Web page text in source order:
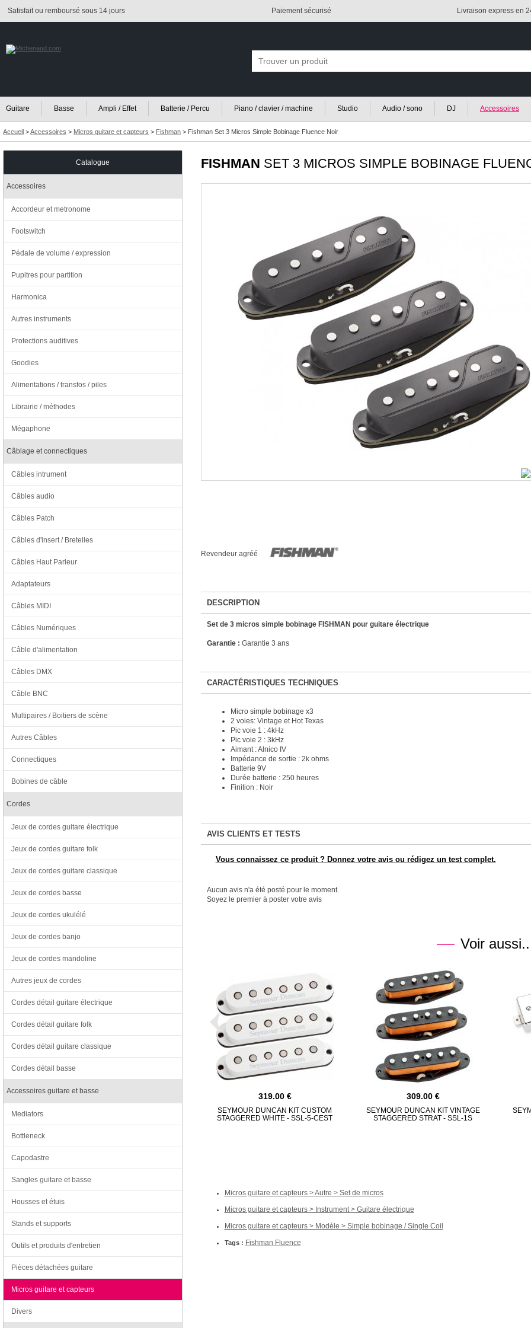
Satisfait ou remboursé sous 14 jours Paiement sécurisé Livraison express en
Guitare Basse Ampli / Effet Batterie / Percu Piano / clavier / machine Studio Audio / sono DJ Accessoires
Accueil >Accessoires > Micros guitare et capteurs > Fishman > Fishman Set 3 Micros Simple Bobinage Fluence Noir
FISHMAN SET 3 MICROS SIMPLE BOBINAGE
Revendeur agréé
DESCRIPTION
Set de 3 micros simple bobinage FISHMAN pour guitare électrique
Garantie : Garantie 3 ans
CARACTÉRISTIQUES TECHNIQUES
Micro simple bobinage x3
2 voies: Vintage et Hot Texas
Pic voie 1 : 4kHz
Pic voie 2 : 3kHz
Aimant : Alnico IV
Impédance de sortie : 2k ohms
Batterie 9V
Durée batterie : 250 heures
Finition : Noir
AVIS CLIENTS ET TESTS
Vous connaissez ce produit ? Donnez votre avis ou rédigez un test complet.
Aucun avis n'a été posté pour le moment.
Soyez le premier à poster votre avis
Voir
319.00
SEYMOUR DUNCAN KIT CUSTOM
STAGGERED WHITE - SSL-5-CEST
309.00
SEYMOUR DUNCAN KIT VINTAGE
STAGGERED STRAT - SSL-1S
Micros guitare et capteurs > Autre > Set de micros
Micros guitare et capteurs > Instrument > Guitare électrique
Micros guitare et capteurs > Modèle > Simple bobinage / Single Coil
Tags : Fishman Fluence
Catalogue
Accessoires
Accordeur et metronome
Footswitch
Pédale de volume / expression
Pupitres pour partition
Harmonica
Autres instruments
Protections auditives
Goodies
Alimentations / transfos / piles
Librairie / méthodes
Mégaphone
Câblage et connectiques
Câbles intrument
Câbles audio
Câbles Patch
Câbles d'insert / Bretelles
Câbles Haut Parleur
Adaptateurs
Câbles MIDI
Câbles Numériques
Câble d'alimentation
Câbles DMX
Câble BNC
Multipaires / Boitiers de scène
Autres Câbles
Connectiques
Bobines de câble
Cordes
Jeux de cordes guitare électrique
Jeux de cordes guitare folk
Jeux de cordes guitare classique
Jeux de cordes basse
Jeux de cordes ukulélé
Jeux de cordes banjo
Jeux de cordes mandoline
Autres jeux de cordes
Cordes détail guitare électrique
Cordes détail guitare folk
Cordes détail guitare classique
Cordes détail basse
Accessoires guitare et basse
Mediators
Bottleneck
Capodastre
Sangles guitare et basse
Housses et étuis
Stands et supports
Outils et produits d'entretien
Pièces détachées guitare
Micros guitare et capteurs
Divers